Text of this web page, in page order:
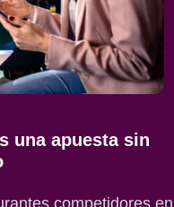
una apuesta sin